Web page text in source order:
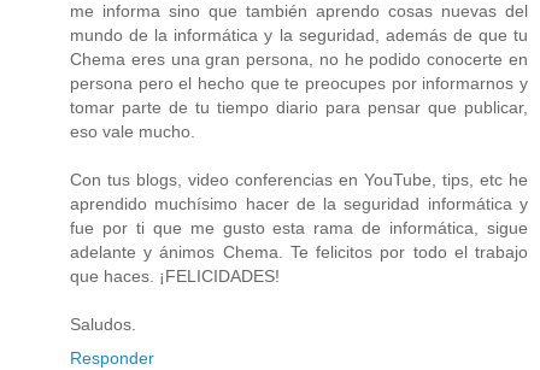
me informa sino que también aprendo cosas nuevas del
mundo de la informática y la seguridad, además de que tu
Chema eres una gran persona, no he podido conocerte en
persona pero el hecho que te preocupes por informarnos y
tomar parte de tu tiempo diario para pensar que publicar,
eso vale mucho.
Con tus blogs, video conferencias en YouTube, tips, etc he
aprendido muchísimo hacer de la seguridad informática y
fue por ti que me gusto esta rama de informática, sigue
adelante y ánimos Chema. Te felicitos por todo el trabajo
que haces. ¡FELICIDADES!
Saludos.
Responder